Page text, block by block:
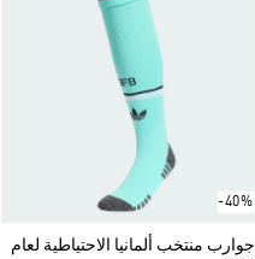
-40%
جوارب منتخب ألمانيا الاحتياطية لعام